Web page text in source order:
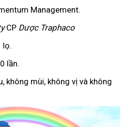
Management.
CP Dược Traphaco
lọ.
lần.
không mùi, không vị và không